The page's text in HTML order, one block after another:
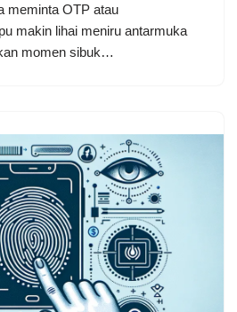
meminta OTP atau
makin lihai meniru antarmuka
momen sibuk…